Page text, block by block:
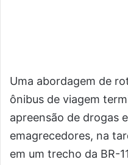
Uma abordagem de
ônibus de viagem
apreensão de drogas
emagrecedores, na
em um trecho da BR-